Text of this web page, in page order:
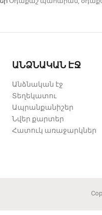
ԱՆՁՆԱԿԱՆ ԷՋ
Անձնական էջ
Տեղեկատու
Ապրանքանիշեր
Նվեր քարտեր
Հատուկ առաջարկներ